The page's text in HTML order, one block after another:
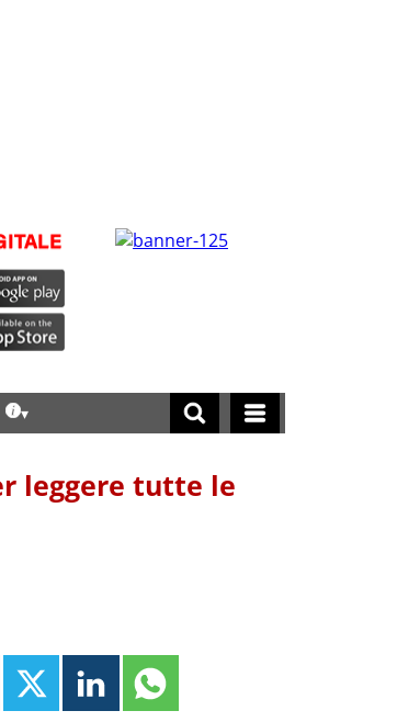
leggere tutte le